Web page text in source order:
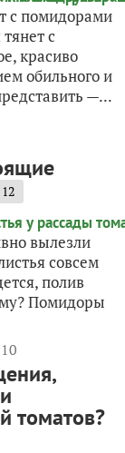
с помидорами
с
красиво
обильного и
—...
12
вылезли
совсем
полив
Помидоры
томатов?